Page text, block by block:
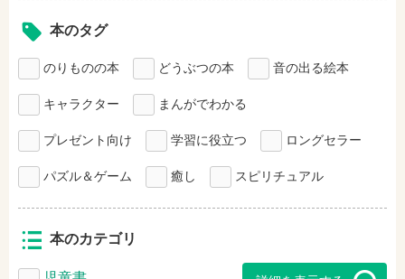
本のタグ
のりものの本 どうぶつの本 音の出る絵本
キャラクター まんがでわかる
プレゼント向け 学習に役立つ ロングセラー
パズル＆ゲーム 癒し スピリチュアル
本のカテゴリ